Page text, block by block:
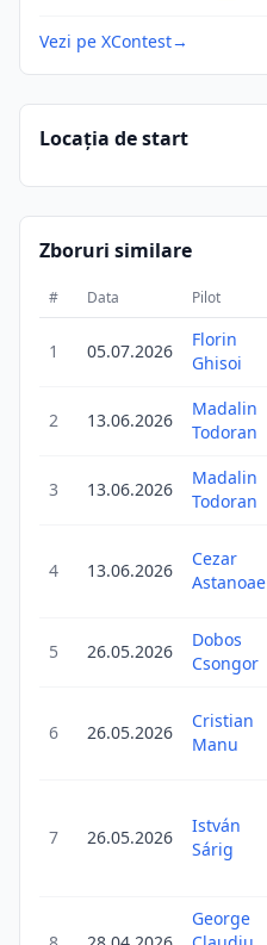
Vezi pe XContest→
Locația de start
Zboruri similare
# Data Pilot
1 05.07.2026
Florin
Ghisoi
2 13.06.2026
Madalin
Todoran
3 13.06.2026
Madalin
Todoran
4 13.06.2026
Cezar
Astanoae
5 26.05.2026
Dobos
Csongor
6 26.05.2026
Cristian
Manu
7 26.05.2026
István
Sárig
George